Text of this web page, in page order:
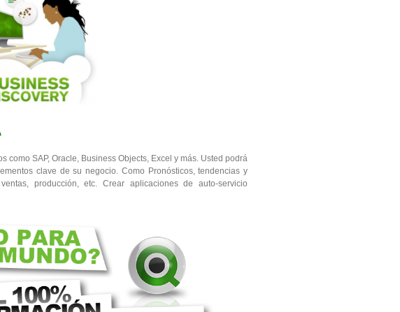
como SAP, Oracle, Business Objects, Excel y más. Usted podrá
clave de su negocio. Como Pronósticos, tendencias y
producción, etc. Crear aplicaciones de auto-servicio